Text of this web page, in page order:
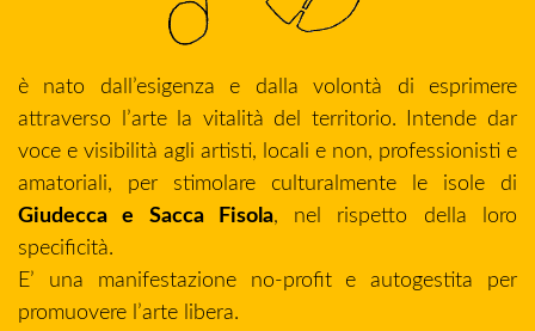
è nato dall’esigenza e dalla volontà di esprimere
attraverso l’arte la vitalità del territorio. Intende dar
voce e visibilità agli artisti, locali e non, professionisti e
amatoriali, per stimolare culturalmente le isole di
Giudecca e Sacca Fisola, nel rispetto della loro
specificità.
E’ una manifestazione no-profit e autogestita per
promuovere l’arte libera.